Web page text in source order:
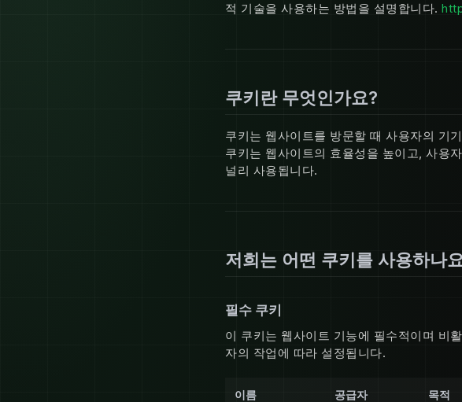
적 기술을 사용하는 방법을 설명합니다.
쿠키란 무엇인가요?
쿠키는 웹사이트를 방문할 때 사용자의 기
쿠키는 웹사이트의 효율성을 높이고, 사용
널리 사용됩니다.
저희는 어떤 쿠키를 사용하나
필수 쿠키
이 쿠키는 웹사이트 기능에 필수적이며 비
자의 작업에 따라 설정됩니다.
이름 공급자 목적